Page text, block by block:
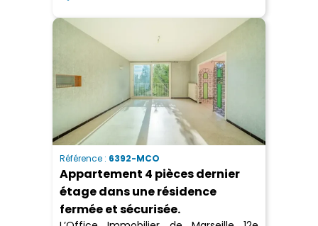
Référence : 6392-MCO
Appartement 4 pièces dernier
étage dans une résidence
fermée et sécurisée.